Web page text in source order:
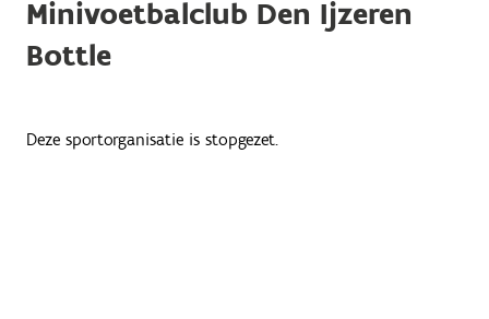
Minivoetbalclub Den Ijzeren
Bottle
Deze sportorganisatie is stopgezet.